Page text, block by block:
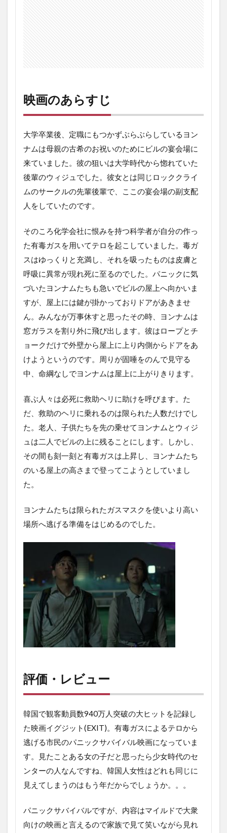
映画のあらすじ
大学卒業後、定職にもつかずぶらぶらしているヨン
ナムは母親の古希のお祝いのためにビルの宴会場に
来ていました。彼の狙いは大学時代から惚れていた
後輩のウィジュでした。彼女とは同じロッククライ
ムのサークルの先輩後輩で、ここの宴会場の副支配
人をしていたのです。
そのころ化学会社に恨みを持つ科学者が自分の作っ
た有毒ガスを用いてテロを起こしていました。毒ガ
スはゆっくりと充満し、それを吸ったものは皮膚と
呼吸に異常が現れ死に至るのでした。パニックに気
づいたヨンナムたちも急いでビルの屋上へ向かいま
すが、屋上には鍵が掛かっておりドアがあきませ
ん。みんなが万事休すと思ったその時、ヨンナムは
窓ガラスを割り外に飛び出します。彼はロープとチ
ョークだけで外壁から屋上に上り内側からドアをあ
けようというのです。周りが固唾をのんで見守る
中、命綱なしでヨンナムは屋上に上がりきります。
喜ぶ人々は必死に救助ヘリに助けを呼びます。た
だ、救助のヘリに乗れるのは限られた人数だけでし
た。老人、子供たちを先の乗せてヨンナムとウィジ
ュは二人でビルの上に残ることにします。しかし、
その間も刻一刻と有毒ガスは上昇し、ヨンナムたち
のいる屋上の高さまで登ってこようとしていまし
た。
ヨンナムたちは限られたガスマスクを使いより高い
場所へ逃げる準備をはじめるのでした。
評価・レビュー
韓国で観客動員数940万人突破の大ヒットを記録し
た映画イグジット(EXIT)。有毒ガスによるテロから
逃げる市民のパニックサバイバル映画になっていま
す。見たことある女の子だと思ったら少女時代のセ
ンターの人なんですね、韓国人女性はどれも同じに
見えてしまうのはもう年だからでしょうか。。。
パニックサバイバルですが、内容はマイルドで大衆
向けの映画と言えるので家族で見て笑いながら見れ